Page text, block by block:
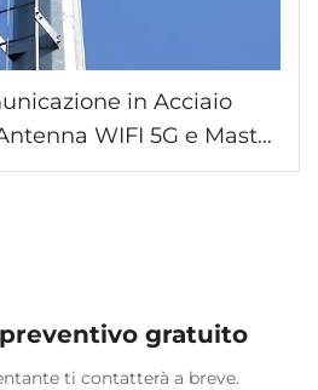
in Acciaio
WIFI 5G e Mast
Moderno, Altezza
gratuito
ti contatterà a breve.